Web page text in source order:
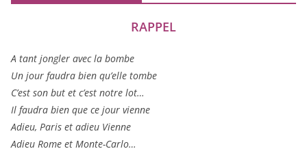
RAPPEL
A tant jon­gler avec la bombe
Un jour fau­dra bien qu’elle tombe
C’est son but et c’est notre lot…
Il fau­dra bien que ce jour vienne
Adieu, Paris et adieu Vienne
Adieu Rome et Monte-Carlo…